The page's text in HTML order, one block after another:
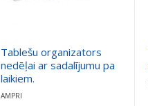
Tablešu organizators
nedēļai ar sadalījumu pa
laikiem.
AMPRI